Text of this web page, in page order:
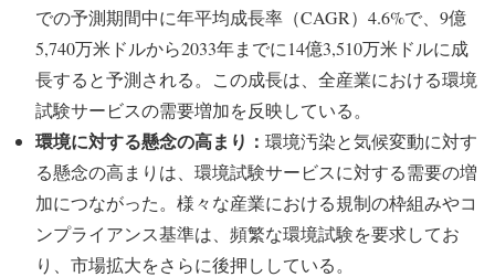
での予測期間中に年平均成長率（CAGR）4.6%で、9億
5,740万米ドルから2033年までに14億3,510万米ドルに成
長すると予測される。この成長は、全産業における環境
試験サービスの需要増加を反映している。
環境に対する懸念の高まり： 環境汚染と気候変動に対す
る懸念の高まりは、環境試験サービスに対する需要の増
加につながった。様々な産業における規制の枠組みやコ
ンプライアンス基準は、頻繁な環境試験を要求してお
り、市場拡大をさらに後押ししている。